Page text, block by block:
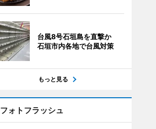
台風8号石垣島を直撃か
石垣市内各地で台風対策
もっと見る
フォトフラッシュ